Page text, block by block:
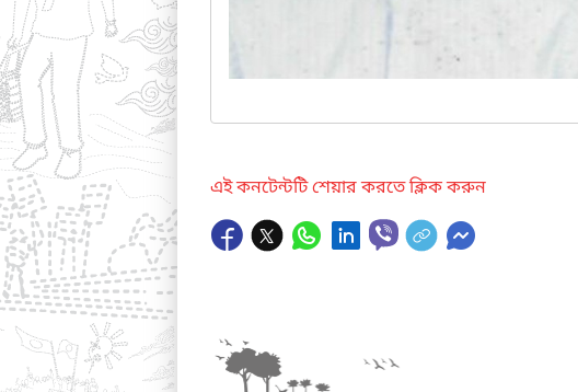
এই কনটেন্টটি শেয়ার করতে ক্লিক করুন